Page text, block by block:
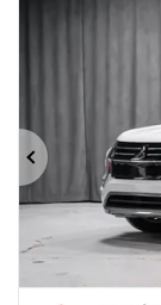
Précédent